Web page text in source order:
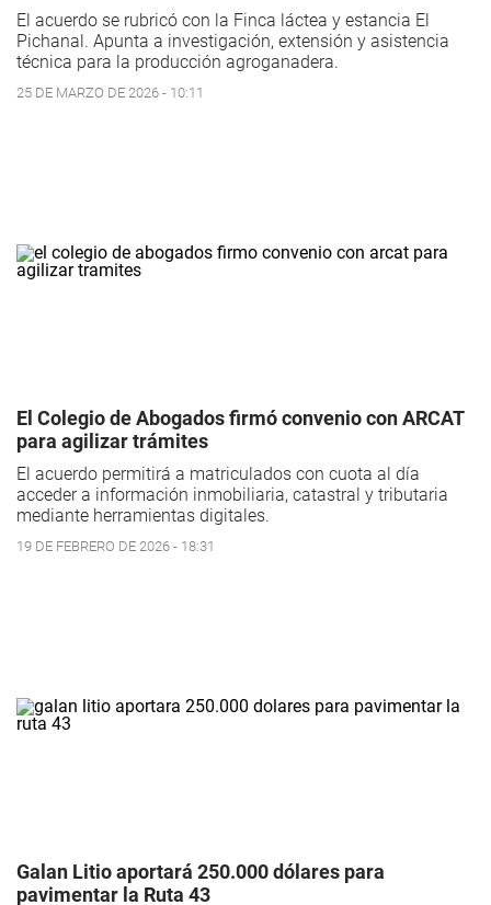
El acuerdo se rubricó con la Finca láctea y estancia El
Pichanal. Apunta a investigación, extensión y asistencia
técnica para la producción agroganadera.
25 DE MARZO DE 2026 - 10:11
El Colegio de Abogados firmó convenio con ARCAT
para agilizar trámites
El acuerdo permitirá a matriculados con cuota al día
acceder a información inmobiliaria, catastral y tributaria
mediante herramientas digitales.
19 DE FEBRERO DE 2026 - 18:31
Galan Litio aportará 250.000 dólares para
pavimentar la Ruta 43